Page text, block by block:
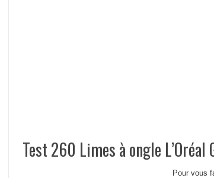
Test 260 Limes à ongle
Pour vous